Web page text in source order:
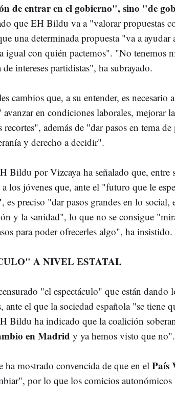
de entrar en el gobierno", sino "de
que EH Bildu va a "valorar propuestas
una determinada propuesta "va a ayudar
igual con quién pactemos". "No tenemos
intereses partidistas", ha subrayado.
cambios que, a su entender, es necesario
avanzar en condiciones laborales, mejorar
además de "dar pasos en tema
y derecho a decidir".
Bildu por Vizcaya ha señalado que, entre
los jóvenes que, ante el "futuro que le
, es preciso "dar pasos grandes en lo social,
y la sanidad", lo que no se consigue
para poder ofrecerles algo", ha insistido.
A NIVEL ESTATAL
"el espectáculo" que están dando
ante el que la sociedad española "se tiene
Bildu ha indicado que la coalición
en Madrid y ya hemos visto que no".
ha mostrado convencida de que en el País
por lo que los comicios autonómicos